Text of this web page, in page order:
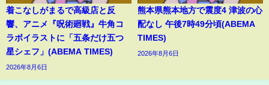
着こなしがまるで高級店と反
響、アニメ『呪術廻戦』牛角コ
ラボイラストに「五条だけ五つ
星シェフ」(ABEMA TIMES)
2026年8月6日
熊本県熊本地方で震度4 津波の心
配なし 午後7時49分頃(ABEMA
TIMES)
2026年8月6日